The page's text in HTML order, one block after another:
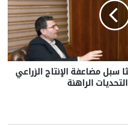
مضاعفة الإنتاج الزراعي
الراهنة